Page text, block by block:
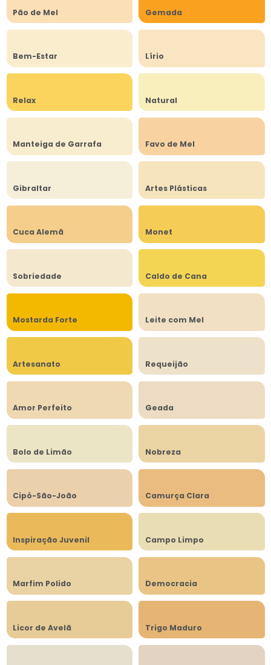
Pão de Mel Gemada
Bem-Estar Lírio
Relax Natural
Manteiga de Garrafa Favo de Mel
Gibraltar Artes Plásticas
Cuca Alemã Monet
Sobriedade Caldo de Cana
Mostarda Forte Leite com Mel
Artesanato Requeijão
Amor Perfeito Geada
Bolo de Limão Nobreza
Cipó-São-João Camurça Clara
Inspiração Juvenil Campo Limpo
Marfim Polido Democracia
Licor de Avelã Trigo Maduro